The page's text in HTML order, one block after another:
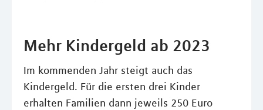
Mehr Kindergeld ab 2023
Im kommenden Jahr steigt auch das
Kindergeld. Für die ersten drei Kinder
erhalten Familien dann jeweils 250 Euro